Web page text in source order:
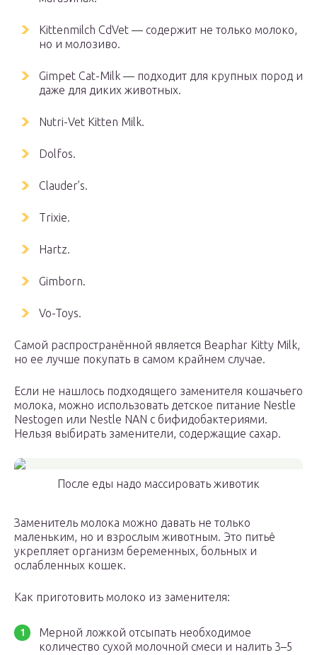
Kittenmilch CdVet — содержит не только молоко,
но и молозиво.
Gimpet Cat-Milk — подходит для крупных пород и
даже для диких животных.
Nutri-Vet Kitten Milk.
Dolfos.
Clauder’s.
Trixie.
Hartz.
Gimborn.
Vo-Toys.
Самой распространённой является Beaphar Kitty Milk,
но ее лучше покупать в самом крайнем случае.
Если не нашлось подходящего заменителя кошачьего
молока, можно использовать детское питание Nestle
Nestogen или Nestle NAN с бифидобактериями.
Нельзя выбирать заменители, содержащие сахар.
После еды надо массировать животик
Заменитель молока можно давать не только
маленьким, но и взрослым животным. Это питьё
укрепляет организм беременных, больных и
ослабленных кошек.
Как приготовить молоко из заменителя:
Мерной ложкой отсыпать необходимое
количество сухой молочной смеси и налить 3–5